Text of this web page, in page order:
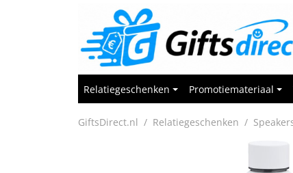
Relatiegeschenken Promotiemateriaal
GiftsDirect.nl Relatiegeschenken